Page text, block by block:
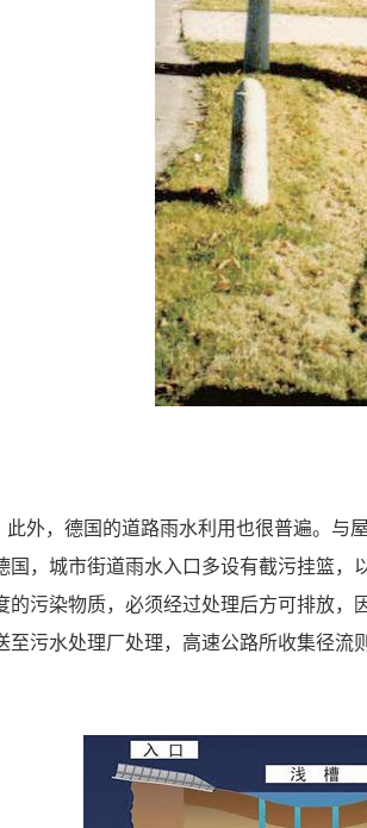
，德国的道路雨水利用也很普遍。与屋
国，城市街道雨水入口多设有截污挂篮，
的污染物质，必须经过处理后方可排放
至污水处理厂处理，高速公路所收集径流